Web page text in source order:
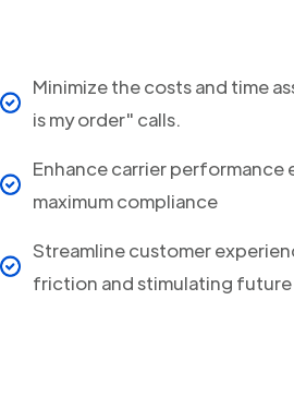
Minimize the costs and time
is my order" calls.
Enhance carrier performance
maximum compliance
Streamline customer
friction and stimulating future